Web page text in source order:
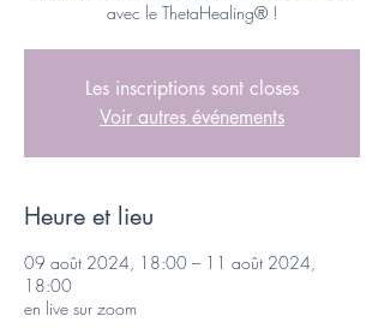
avec le ThetaHealing® !
Les inscriptions sont closes
Voir autres événements
Heure et lieu
09 août 2024, 18:00 – 11 août 2024,
18:00
en live sur zoom